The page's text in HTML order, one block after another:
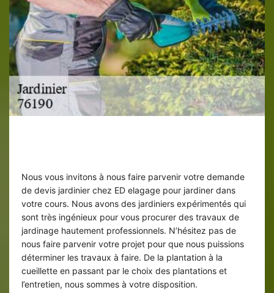
Nous vous invitons à nous faire parvenir votre demande
de devis jardinier chez ED elagage pour jardiner dans
votre cours. Nous avons des jardiniers expérimentés qui
sont très ingénieux pour vous procurer des travaux de
jardinage hautement professionnels. N’hésitez pas de
nous faire parvenir votre projet pour que nous puissions
déterminer les travaux à faire. De la plantation à la
cueillette en passant par le choix des plantations et
l’entretien, nous sommes à votre disposition.